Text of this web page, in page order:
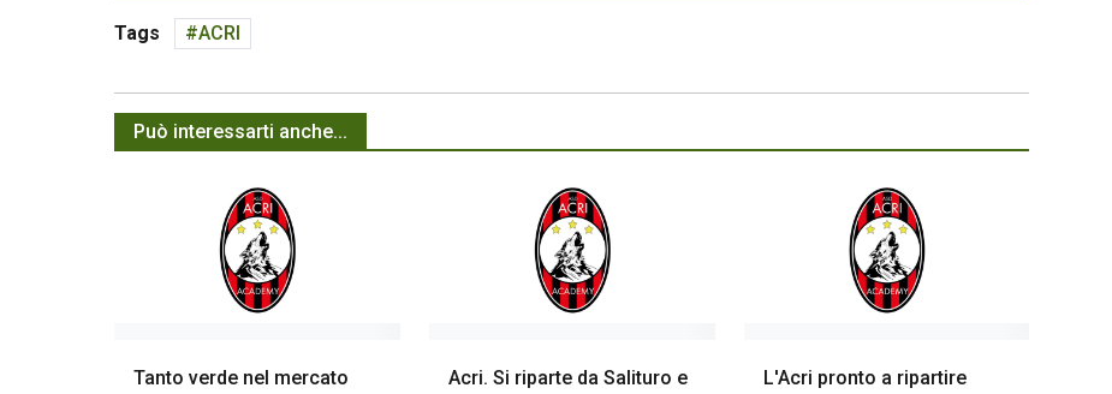
Tags ACRI
Può interessarti anche...
Tanto verde nel mercato
Acri. Si riparte da Salituro e
L'Acri pronto a ripartire